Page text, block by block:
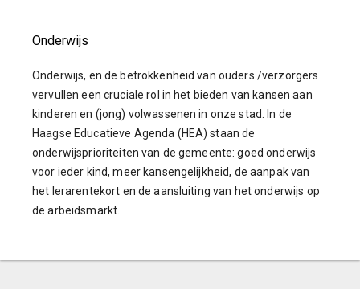
Onderwijs
Onderwijs, en de betrokkenheid van ouders /verzorgers
vervullen een cruciale rol in het bieden van kansen aan
kinderen en (jong) volwassenen in onze stad. In de
Haagse Educatieve Agenda (HEA) staan de
onderwijsprioriteiten van de gemeente: goed onderwijs
voor ieder kind, meer kansengelijkheid, de aanpak van
het lerarentekort en de aansluiting van het onderwijs op
de arbeidsmarkt.